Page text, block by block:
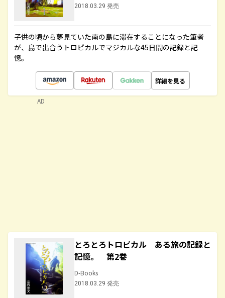
2018.03.29 発売
子供の頃から夢見ていた南の島に滞在することになった筆者
が、島で出合うトロピカルでマジカルな45日間の記録と記
憶。
詳細を見る
とろとろトロピカル ある旅の記録と
記憶。 第2巻
D-Books
2018.03.29 発売
AD